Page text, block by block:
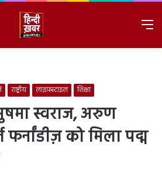
राष्ट्रीय लाइफ़स्टाइल शिक्षा
स्वराज, अरुण
को मिला पद्म